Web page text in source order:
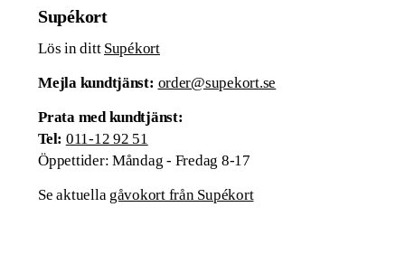
Supékort
Lös in ditt Supékort
Mejla kundtjänst: order@supekort.se
Prata med kundtjänst:
Tel: 011-12 92 51
Öppettider: Måndag - Fredag 8-17
Se aktuella gåvokort från Supékort